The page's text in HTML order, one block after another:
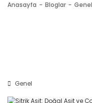
Anasayfa Bloglar Genel
Genel